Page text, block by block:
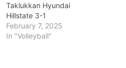
Taklukkan Hyundai
Hillstate 3-1
February 7, 2025
In "Volleyball"